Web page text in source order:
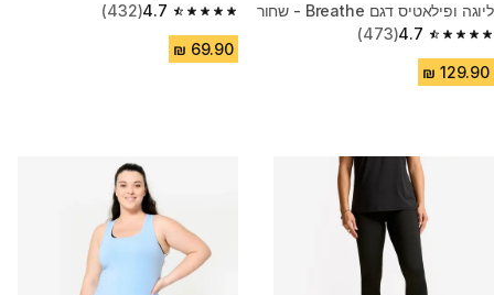
ליוגה ופילאטיס דגם Breathe - שחור
4.7
4.7 out of 5 stars from 473 reviews
(473)
4.7
4.7 out of 5 stars from 432 reviews
(432)